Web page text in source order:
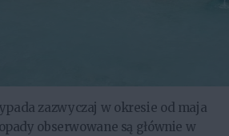
zazwyczaj w okresie od maja
obserwowane są głównie w